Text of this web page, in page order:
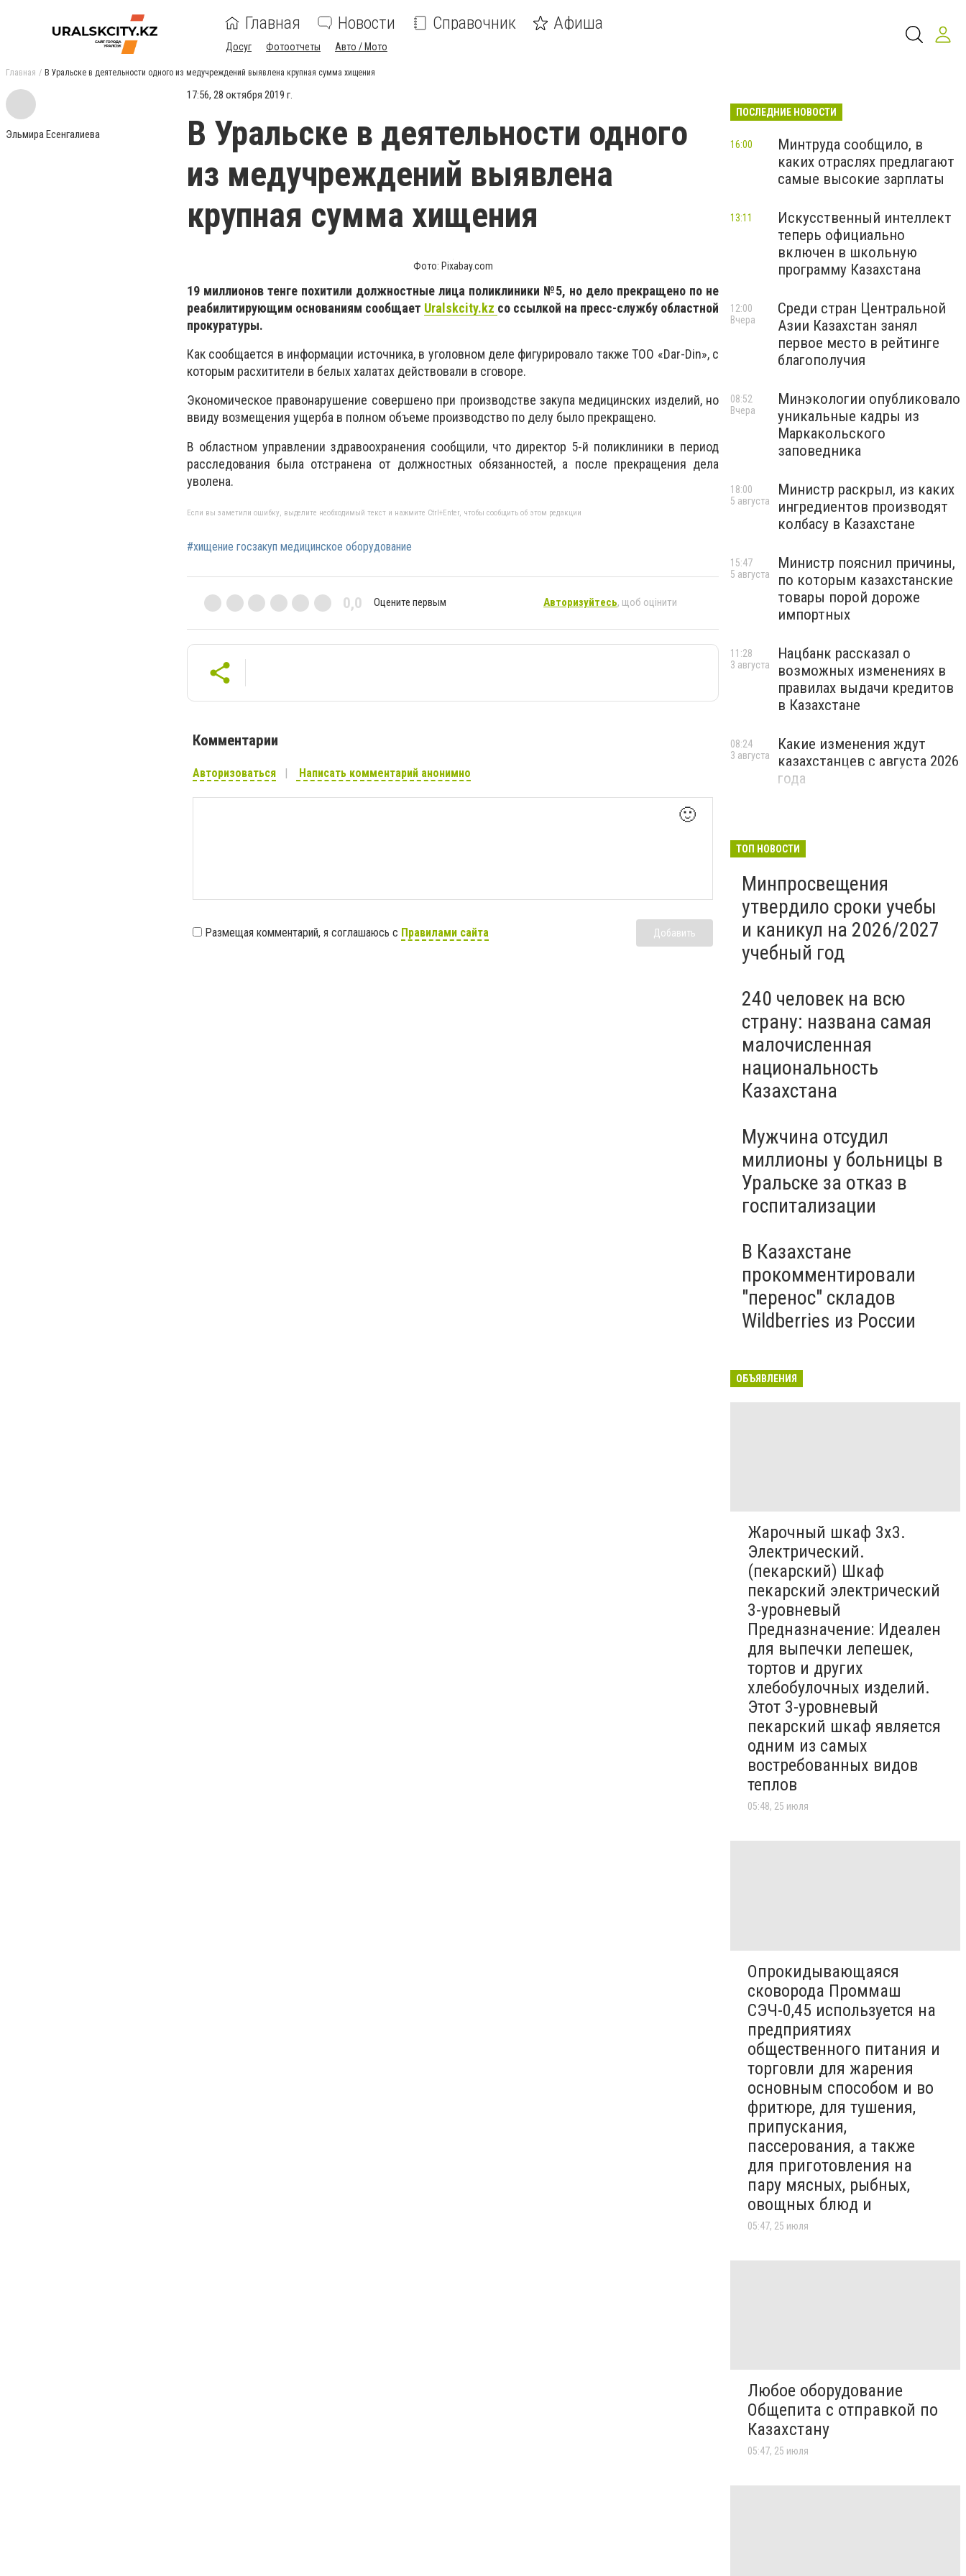
Главная Новости Справочник Афиша
Досуг Фотоотчеты Авто / Мото
Главная В Уральске в деятельности одного из медучреждений выявлена крупная сумма хищения
Эльмира Есенгалиева
17:56, 28 октября 2019 г.
В Уральске в деятельности одного
из медучреждений выявлена
крупная сумма хищения
Фото: Pixabay.com
19 миллионов тенге похитили должностные лица поликлиники №5, но дело прекращено по не
реабилитирующим основаниям сообщает Uralskcity.kz со ссылкой на пресс-службу областной
прокуратуры.
Как сообщается в информации источника, в уголовном деле фигурировало также ТОО «Dar-Din», с
которым расхитители в белых халатах действовали в сговоре.
Экономическое правонарушение совершено при производстве закупа медицинских изделий, но
ввиду возмещения ущерба в полном объеме производство по делу было прекращено.
В областном управлении здравоохранения сообщили, что директор 5-й поликлиники в период
расследования была отстранена от должностных обязанностей, а после прекращения дела
уволена.
Если вы заметили ошибку, выделите необходимый текст и нажмите Ctrl+Enter, чтобы сообщить об этом редакции
#хищение госзакуп медицинское оборудование
0,0 Оцените первым Авторизуйтесь, щоб оцінити
Комментарии
Авторизоваться Написать комментарий анонимно
🙂
Размещая комментарий, я соглашаюсь с Правилами сайта Добавить
ПОСЛЕДНИЕ НОВОСТИ
Минтруда сообщило, в
каких отраслях предлагают
самые высокие зарплаты
16:00
Искусственный интеллект
теперь официально
включен в школьную
программу Казахстана
13:11
Среди стран Центральной
Азии Казахстан занял
первое место в рейтинге
благополучия
12:00
Вчера
Минэкологии опубликовало
уникальные кадры из
Маркакольского
заповедника
08:52
Вчера
Министр раскрыл, из каких
ингредиентов производят
колбасу в Казахстане
18:00
5 августа
Министр пояснил причины,
по которым казахстанские
товары порой дороже
импортных
15:47
5 августа
Нацбанк рассказал о
возможных изменениях в
правилах выдачи кредитов
в Казахстане
11:28
3 августа
Какие изменения ждут
казахстанцев с августа 2026
года
08:24
3 августа
ТОП НОВОСТИ
Минпросвещения
утвердило сроки учебы
и каникул на 2026/2027
учебный год
240 человек на всю
страну: названа самая
малочисленная
национальность
Казахстана
Мужчина отсудил
миллионы у больницы в
Уральске за отказ в
госпитализации
В Казахстане
прокомментировали
"перенос" складов
Wildberries из России
ОБЪЯВЛЕНИЯ
Жарочный шкаф 3х3.
Электрический.
(пекарский) Шкаф
пекарский электрический
3-уровневый
Предназначение: Идеален
для выпечки лепешек,
тортов и других
хлебобулочных изделий.
Этот 3-уровневый
пекарский шкаф является
одним из самых
востребованных видов
теплов
05:48, 25 июля
Опрокидывающаяся
сковорода Проммаш
СЭЧ-0,45 используется на
предприятиях
общественного питания и
торговли для жарения
основным способом и во
фритюре, для тушения,
припускания,
пассерования, а также
для приготовления на
пару мясных, рыбных,
овощных блюд и
05:47, 25 июля
Любое оборудование
Общепита с отправкой по
Казахстану
05:47, 25 июля